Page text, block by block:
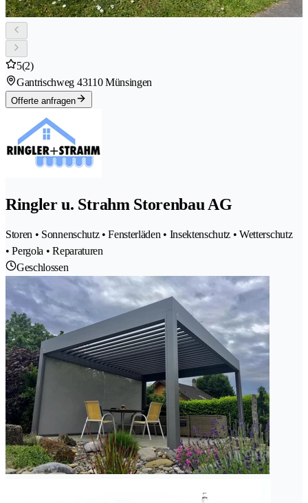
5(2)
Gantrischweg 43110 Münsingen
Offerte anfragen
Ringler u. Strahm Storenbau AG
Storen • Sonnenschutz • Fensterläden • Insektenschutz • Wetterschutz
• Pergola • Reparaturen
Geschlossen